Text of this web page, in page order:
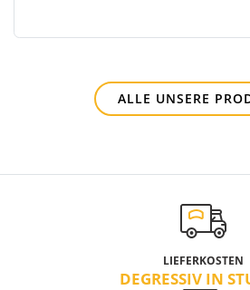
ALLE UNSERE
LIEFERKOSTEN
DEGRESSIV IN